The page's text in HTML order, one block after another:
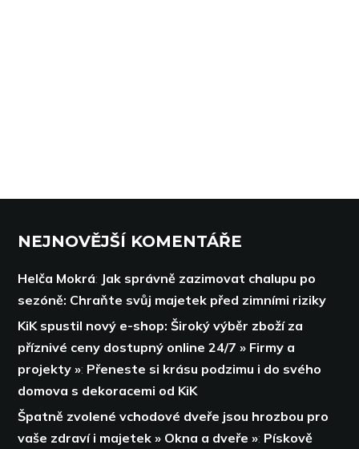
NEJNOVĚJŠÍ KOMENTÁŘE
Helča Mokrá: Jak správně zazimovat chalupu po
sezóně: Chraňte svůj majetek před zimními riziky
KiK spustil nový e-shop: Široký výběr zboží za
příznivé ceny dostupný online 24/7 » Firmy a
projekty »: Přeneste si krásu podzimu i do svého
domova s dekoracemi od KiK
Špatně zvolené vchodové dveře jsou hrozbou pro
vaše zdraví i majetek » Okna a dveře »: Pískově